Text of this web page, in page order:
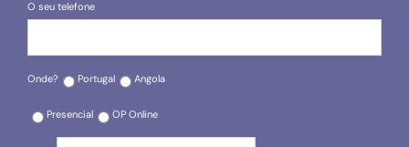
O seu telefone
Onde? Portugal Angola
Presencial OP Online